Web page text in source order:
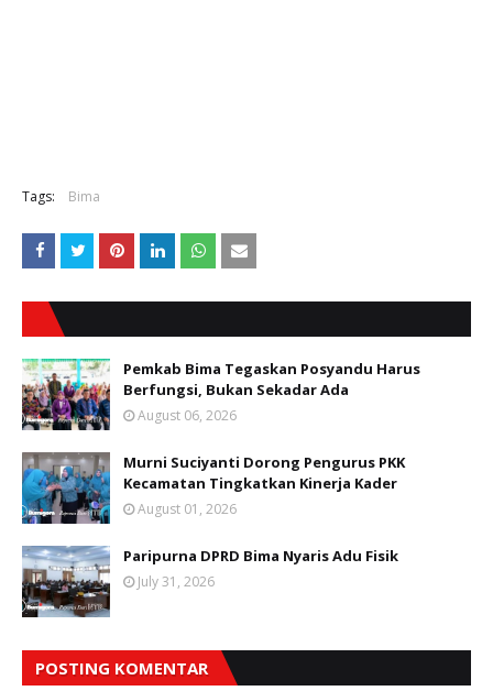
Tags: Bima
Pemkab Bima Tegaskan Posyandu Harus
Berfungsi, Bukan Sekadar Ada
August 06, 2026
Murni Suciyanti Dorong Pengurus PKK
Kecamatan Tingkatkan Kinerja Kader
August 01, 2026
Paripurna DPRD Bima Nyaris Adu Fisik
July 31, 2026
POSTING KOMENTAR